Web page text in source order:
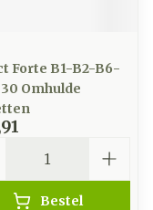
Forte B1-B2-B6-
Omhulde
Bestel